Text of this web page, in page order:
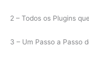
2 – Todos os Plugins
3 – Um Passo a Passo